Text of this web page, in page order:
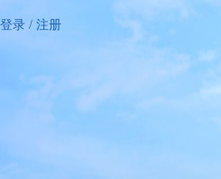
登录 / 注册